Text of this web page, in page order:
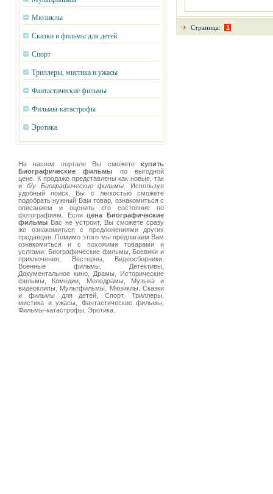
Мюзиклы
Сказки и фильмы для детей
Спорт
Триллеры, мистика и ужасы
Фантастические фильмы
Фильмы-катастрофы
Эротика
На нашем портале Вы сможете купить
Биографические фильмы по выгодной
цене. К продаже представлены как новые, так
и б/у Биографические фильмы . Используя
удобный поиск, Вы с легкостью сможете
подобрать нужный Вам товар, ознакомиться с
описанием и оценить его состояние по
фотографиям. Еслицена Биографические
фильмы Вас не устроит, Вы сможете сразу
же ознакомиться с предложениями других
продавцев. Помимо этого мы предлагаем Вам
ознакомиться и с похожими товарами и
услгами: Биографические фильмы, Боевики и
приключения, Вестерны, Видеосборники,
Военные фильмы, Детективы,
Документальное кино, Драмы, Исторические
фильмы, Комедии, Мелодрамы, Музыка и
видеоклипы, Мультфильмы, Мюзиклы, Сказки
и фильмы для детей, Спорт, Триллеры,
мистика и ужасы, Фантастические фильмы,
Фильмы-катастрофы, Эротика.
Страница: 1